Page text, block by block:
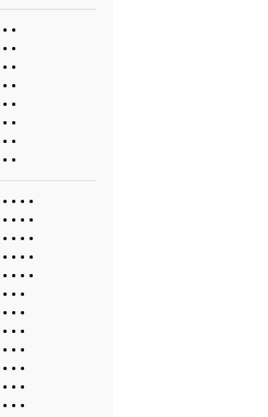
• •
• •
• •
• •
• •
• •
• •
• •
• • • •
• • • •
• • • •
• • • •
• • • •
• • •
• • •
• • •
• • •
• • •
• • •
• • •